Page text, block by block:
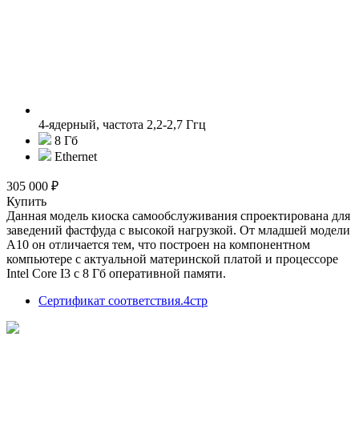
4-ядерный, частота 2,2-2,7 Ггц
8 Гб
Ethernet
305 000 ₽
Купить
Данная модель киоска самообслуживания спроектирована для
заведений фастфуда с высокой нагрузкой. От младшей модели
А10 он отличается тем, что построен на компонентном
компьютере с актуальной материнской платой и процессоре
Intel Core I3 с 8 Гб оперативной памяти.
Сертификат соответствия.4стр